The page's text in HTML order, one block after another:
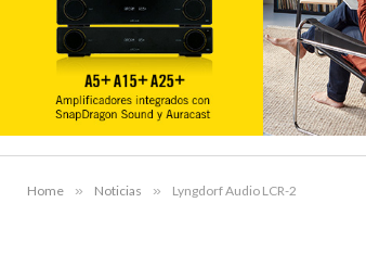
Home » Noticias » Lyngdorf Audio LCR-2